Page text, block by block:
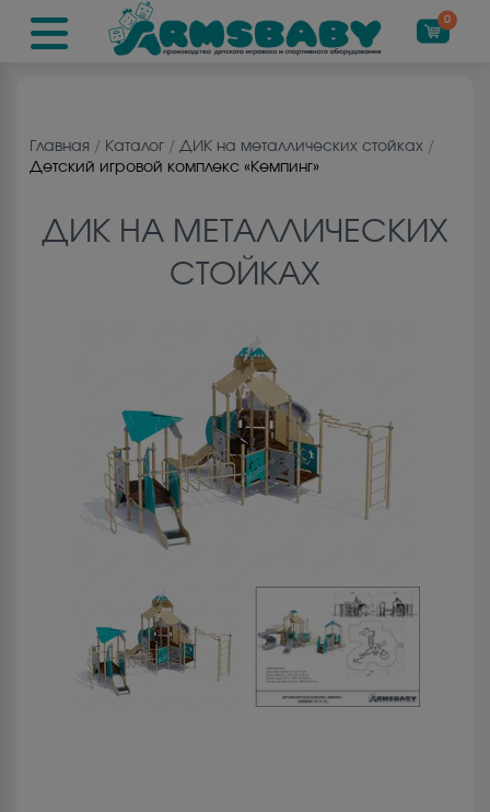
0
Главная / Каталог / ДИК на металличеcких стойках /
Детский игровой комплекс «Кемпинг»
ДИК НА МЕТАЛЛИЧЕCКИХ
СТОЙКАХ